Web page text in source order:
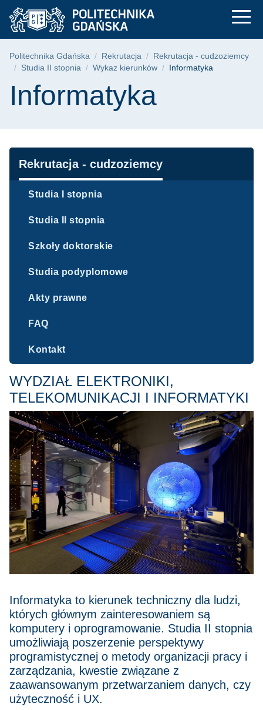
Przejdź
do
menu
Przejdź
do
wyszukiwarki
Przejdź
do
treści
Kierunek:
Ścieżka nawigacyjna
Politechnika Gdańska Rekrutacja
Rekrutacja - cudzoziemcy
Studia II stopnia
Wykaz kierunków Informatyka
Treść strony
Informatyka
Nawigacja
Rekrutacja - cudzoziemcy
Studia I stopnia
Studia II stopnia
Szkoły doktorskie
Studia podyplomowe
Akty prawne
FAQ
Kontakt
WYDZIAŁ ELEKTRONIKI,
TELEKOMUNIKACJI I INFORMATYKI
Informatyka to kierunek techniczny dla ludzi,
których głównym zainteresowaniem są
komputery i oprogramowanie. Studia II stopnia
umożliwiają poszerzenie perspektywy
programistycznej o metody organizacji pracy i
zarządzania, kwestie związane z
zaawansowanym przetwarzaniem danych, czy
użyteczność i UX.